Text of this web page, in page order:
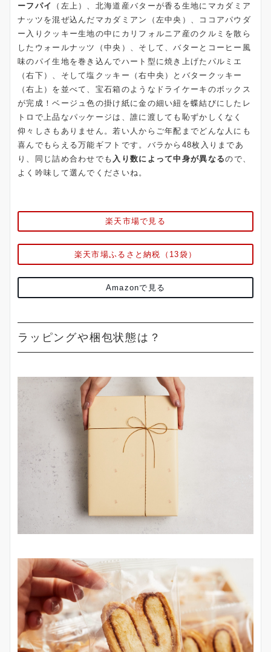
ーフパイ
（左上）、北海道産バターが香る生地にマカダミア
ナッツを混ぜ込んだマカダミアン（左中央）、ココアパウダ
ー入りクッキー生地の中にカリフォルニア産のクルミを散ら
したウォールナッツ（中央）、そして、バターとコーヒー風
味のパイ生地を巻き込んでハート型に焼き上げたパルミエ
（右下）、そして塩クッキー（右中央）とバタークッキー
（右上）を並べて、宝石箱のようなドライケーキのボックス
が完成！ベージュ色の掛け紙に金の細い紐を蝶結びにしたレ
トロで上品なパッケージは、誰に渡しても恥ずかしくなく
仰々しさもありません。若い人からご年配までどんな人にも
喜んでもらえる万能ギフトです。バラから48枚入りまであ
り、同じ詰め合わせでも 入り数によって中身が異なるので、
よく吟味して選んでくださいね。
楽天市場で見る
楽天市場ふるさと納税（13袋）
Amazonで見る
ラッピングや梱包状態は？